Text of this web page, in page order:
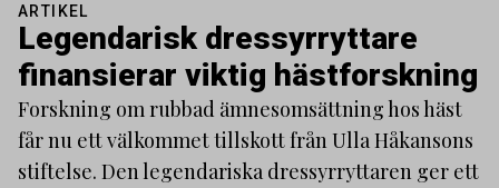
ARTIKEL
Legendarisk dressyrryttare
finansierar viktig hästforskning
Forskning om rubbad ämnesomsättning hos häst
får nu ett välkommet tillskott från Ulla Håkansons
stiftelse. Den legendariska dressyrryttaren ger ett